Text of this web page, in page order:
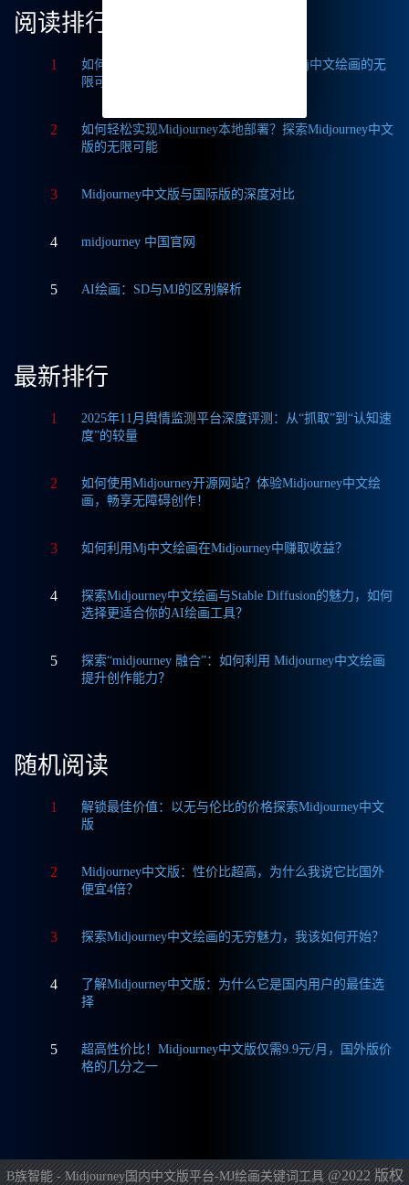
阅读排行
1
如何获取Midjourney破解版免费？探索Mj中文绘画的无
限可能
2
如何轻松实现Midjourney本地部署？探索Midjourney中文
版的无限可能
3 Midjourney中文版与国际版的深度对比
4 midjourney 中国官网
5 AI绘画：SD与MJ的区别解析
最新排行
1
2025年11月舆情监测平台深度评测：从“抓取”到“认知速
度”的较量
2
如何使用Midjourney开源网站？体验Midjourney中文绘
画，畅享无障碍创作！
3 如何利用Mj中文绘画在Midjourney中赚取收益？
4
探索Midjourney中文绘画与Stable Diffusion的魅力，如何
选择更适合你的AI绘画工具？
5
探索“midjourney 融合”：如何利用 Midjourney中文绘画
提升创作能力？
随机阅读
1
解锁最佳价值：以无与伦比的价格探索Midjourney中文
版
2
Midjourney中文版：性价比超高，为什么我说它比国外
便宜4倍？
3 探索Midjourney中文绘画的无穷魅力，我该如何开始？
4
了解Midjourney中文版：为什么它是国内用户的最佳选
择
5
超高性价比！Midjourney中文版仅需9.9元/月，国外版价
格的几分之一
B族智能 - Midjourney国内中文版平台-MJ绘画关键词工具@2022 版权